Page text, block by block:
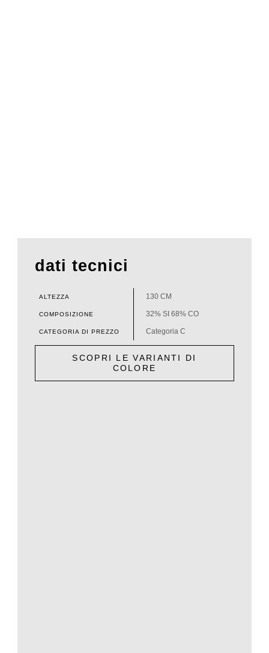
dati tecnici
ALTEZZA 130 CM
COMPOSIZIONE 32% SI 68% CO
CATEGORIA DI PREZZO Categoria C
SCOPRI LE VARIANTI DI
COLORE